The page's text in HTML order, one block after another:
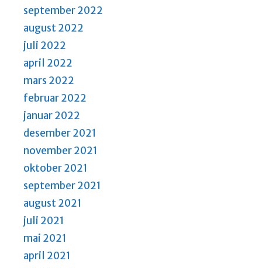
september 2022
august 2022
juli 2022
april 2022
mars 2022
februar 2022
januar 2022
desember 2021
november 2021
oktober 2021
september 2021
august 2021
juli 2021
mai 2021
april 2021